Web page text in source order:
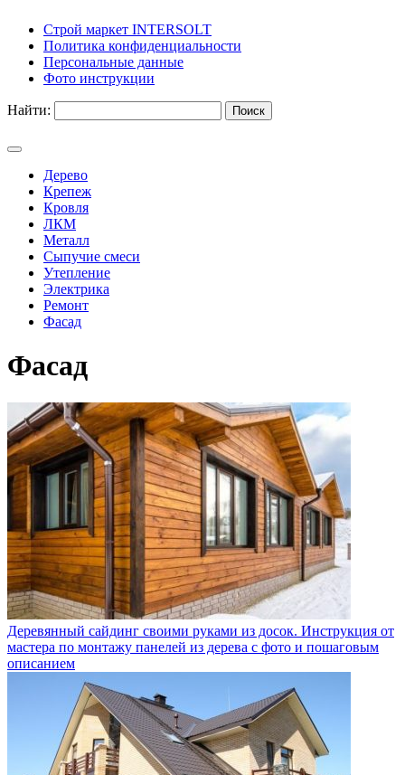
Строй маркет INTERSOLT
Политика конфиденциальности
Персональные данные
Фото инструкции
Найти:
Дерево
Крепеж
Кровля
ЛКМ
Металл
Сыпучие смеси
Утепление
Электрика
Ремонт
Фасад
Фасад
Деревянный сайдинг своими руками из досок. Инструкция от
мастера по монтажу панелей из дерева с фото и пошаговым
описанием